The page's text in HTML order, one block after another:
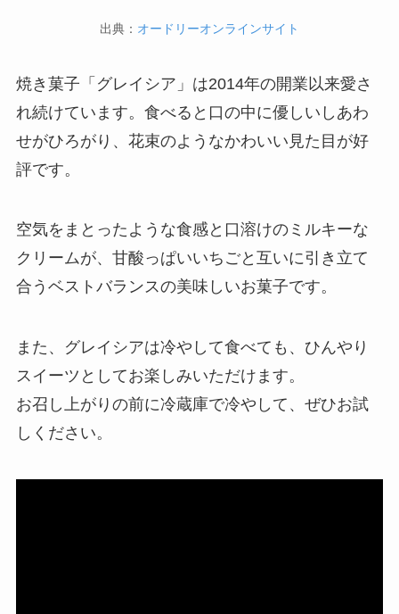
出典： オードリーオンラインサイト
焼き菓子「グレイシア」は2014年の開業以来愛さ
れ続けています。食べると口の中に優しいしあわ
せがひろがり、花束のようなかわいい見た目が好
評です。
空気をまとったような食感と口溶けのミルキーな
クリームが、甘酸っぱいいちごと互いに引き立て
合うベストバランスの美味しいお菓子です。
また、グレイシアは冷やして食べても、ひんやり
スイーツとしてお楽しみいただけます。
お召し上がりの前に冷蔵庫で冷やして、ぜひお試
しください。